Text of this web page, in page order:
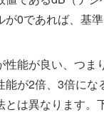
0であれば、基
性能が良い、つ
能が2倍、3倍に
は異なります。